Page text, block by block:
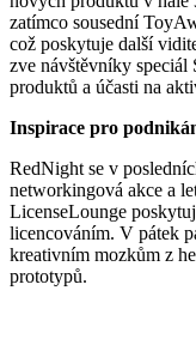
zatímco sousední
což poskytuje další
zve návštěvníky
produktů a účasti na
Inspirace pro
RedNight se v
networkingová akce a
LicenseLounge
licencováním. V pátek
kreativním mozkům z
prototypů.